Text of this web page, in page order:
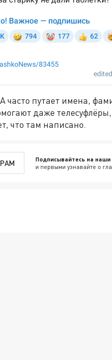
путает имена,
даже
что там написано.
Подписывайтесь на наши
и первыми узнавайте о